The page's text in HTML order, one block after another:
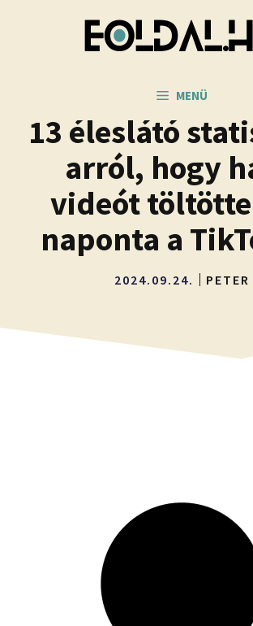
MENÜ
13 éleslátó
arról, hogy
videót
naponta a
2024.09.24. PETER